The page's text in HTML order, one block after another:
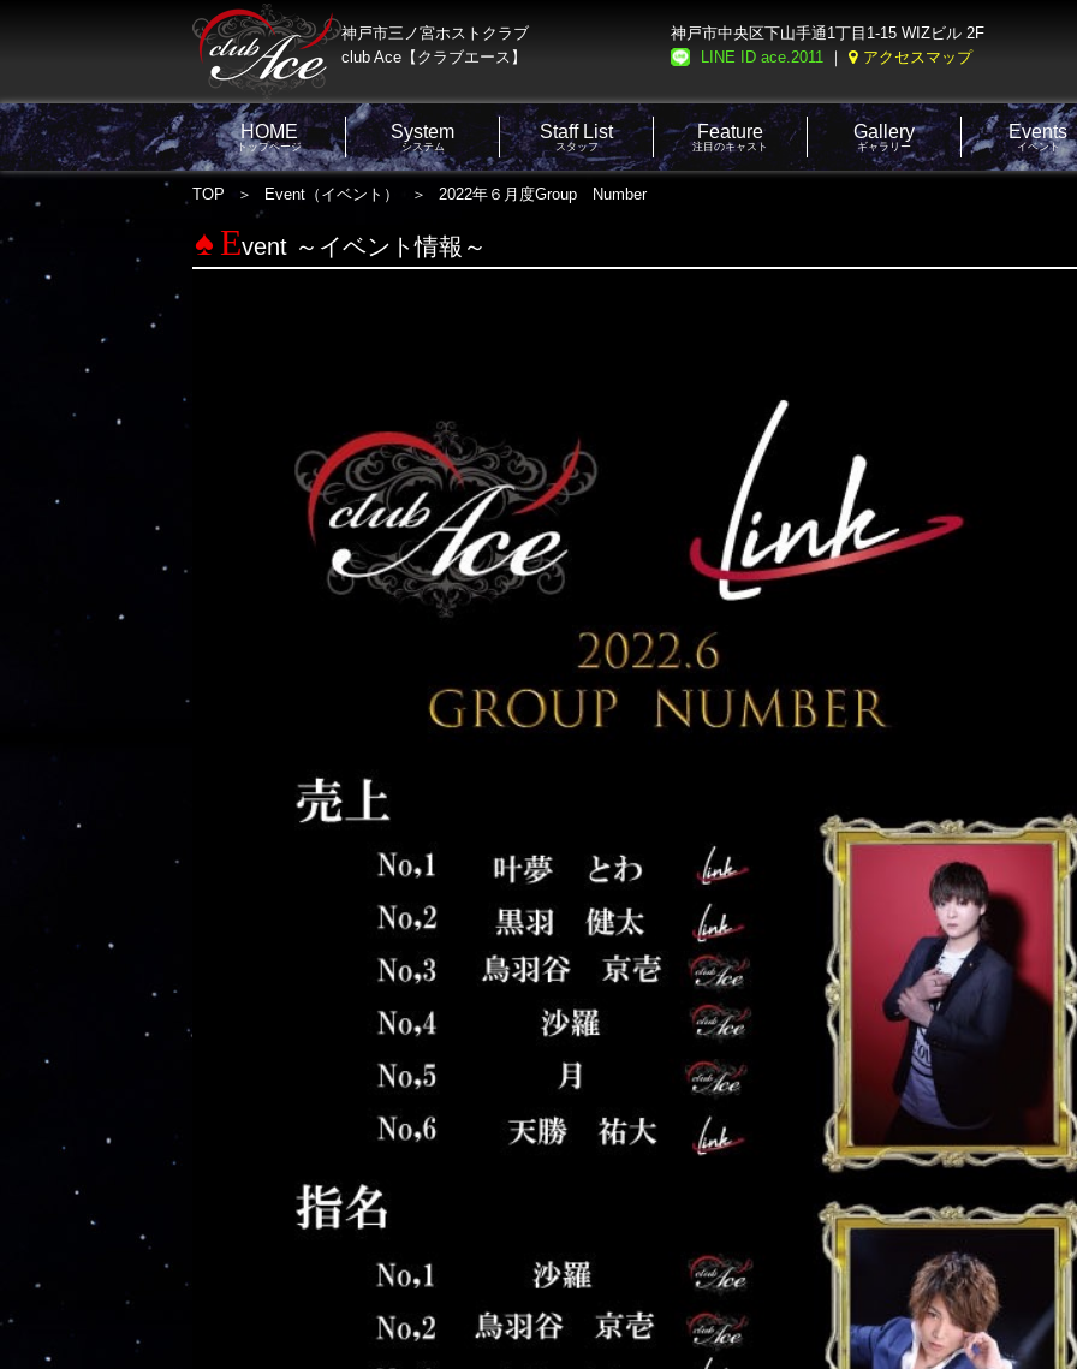
神戸市三ノ宮ホストクラブ
club Ace【クラブエース】
神戸市中央区下山手通1丁目1-15 WIZビル 2F
LINE ID ace.2011 ｜ アクセスマップ
HOME
トップページ
System
システム
Staff List
スタッフ
Feature
注目のキャスト
Gallery
ギャラリー
Events
イベント
TOP Event（イベント） 2022年６月度Group Number
Event ～イベント情報～